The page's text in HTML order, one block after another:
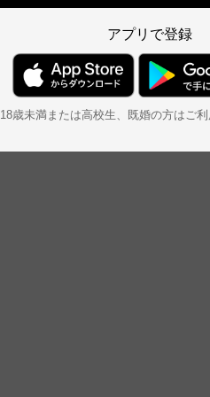
アプリで登録
18歳未満または高校生、既婚の方はご